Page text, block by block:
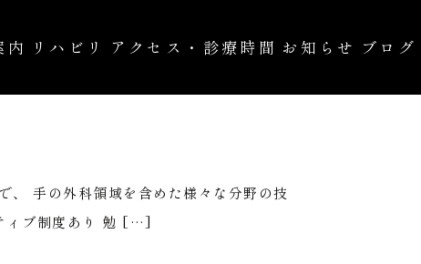
内 リハビリ アクセス・診療時間 お知らせ ブログ
、 手の外科領域を含めた様々な分野の技
ィブ制度あり 勉 […]